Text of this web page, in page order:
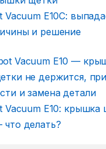
Vacuum E10C:
и решение
Vacuum E10: крышка
делать?